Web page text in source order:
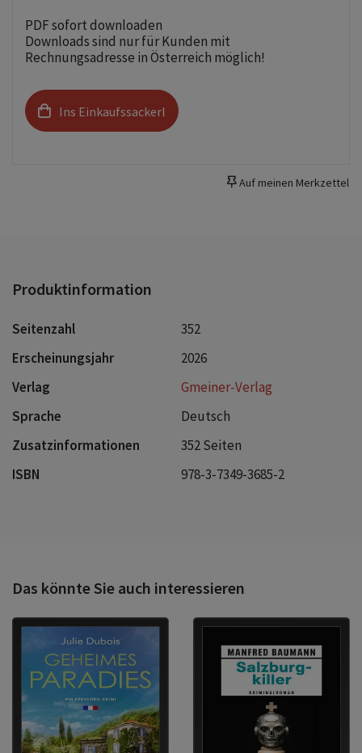
PDF sofort downloaden
Downloads sind nur für Kunden mit
Rechnungsadresse in Österreich möglich!
Ins Einkaufssackerl
Auf meinen Merkzettel
Produktinformation
Seitenzahl
352
Erscheinungsjahr
2026
Verlag
Gmeiner-Verlag
Sprache
Deutsch
Zusatzinformationen
352 Seiten
ISBN
978-3-7349-3685-2
Das könnte Sie auch interessieren